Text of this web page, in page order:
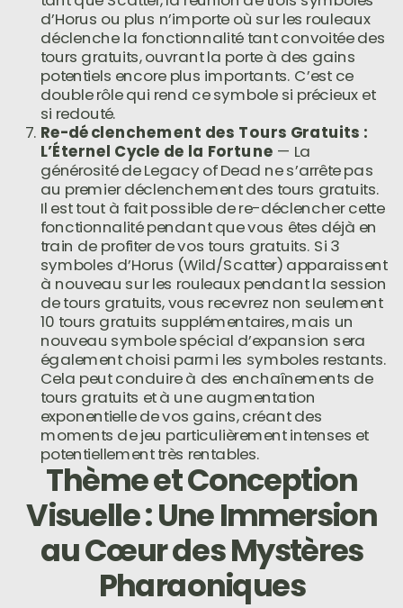
d’Horus ou plus n’importe où sur les rouleaux
déclenche la fonctionnalité tant convoitée des
tours gratuits, ouvrant la porte à des gains
potentiels encore plus importants. C’est ce
double rôle qui rend ce symbole si précieux et
si redouté.
Re-déclenchement des Tours Gratuits :
L’Éternel Cycle de la Fortune — La
générosité de Legacy of Dead ne s’arrête pas
au premier déclenchement des tours gratuits.
Il est tout à fait possible de re-déclencher cette
fonctionnalité pendant que vous êtes déjà en
train de profiter de vos tours gratuits. Si 3
symboles d’Horus (Wild/Scatter) apparaissent
à nouveau sur les rouleaux pendant la session
de tours gratuits, vous recevrez non seulement
10 tours gratuits supplémentaires, mais un
nouveau symbole spécial d’expansion sera
également choisi parmi les symboles restants.
Cela peut conduire à des enchaînements de
tours gratuits et à une augmentation
exponentielle de vos gains, créant des
moments de jeu particulièrement intenses et
potentiellement très rentables.
Thème et Conception
Visuelle : Une Immersion
au Cœur des Mystères
Pharaoniques